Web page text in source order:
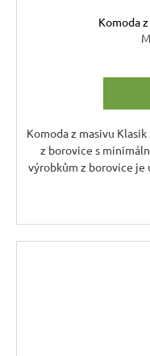
Komoda
Komoda z masivu
z borovice s
výrobkům z borovice je